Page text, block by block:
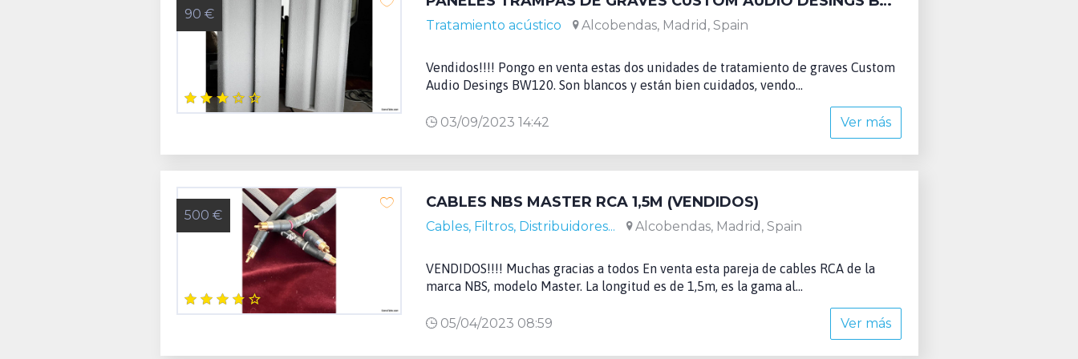
90 €
Tratamiento acústico Alcobendas, Madrid, Spain
Vendidos!!!! Pongo en venta estas dos unidades de tratamiento de graves Custom
Audio Desings BW120. Son blancos y están bien cuidados, vendo...
03/09/2023 14:42 Ver más
500 €
CABLES NBS MASTER RCA 1,5M (VENDIDOS)
Cables, Filtros, Distribuidores... Alcobendas, Madrid, Spain
VENDIDOS!!!! Muchas gracias a todos En venta esta pareja de cables RCA de la
marca NBS, modelo Master. La longitud es de 1,5m, es la gama al...
05/04/2023 08:59 Ver más